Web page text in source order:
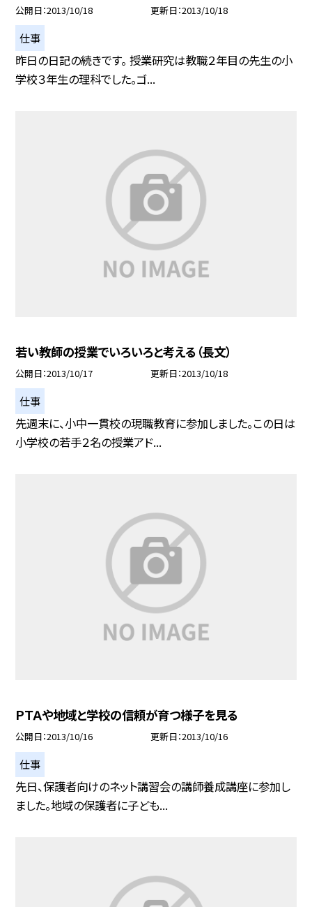
公開日 2013/10/18 更新日 2013/10/18
仕事
昨日の日記の続きです。 授業研究は教職２年目の先生の小
学校３年生の理科でした。ゴ...
若い教師の授業でいろいろと考える（長文）
公開日 2013/10/17 更新日 2013/10/18
仕事
先週末に、小中一貫校の現職教育に参加しました。この日は
小学校の若手２名の授業アド...
ＰＴＡや地域と学校の信頼が育つ様子を見る
公開日 2013/10/16 更新日 2013/10/16
仕事
先日、保護者向けのネット講習会の講師養成講座に参加し
ました。地域の保護者に子ども...